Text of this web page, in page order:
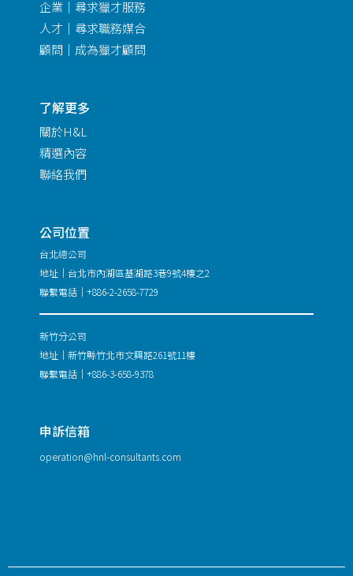
企業｜尋求獵才服務
人才｜尋求職務媒合
顧問｜成為獵才顧問
了解更多
關於H&L
精選內容
聯絡我們
公司位置
台北總公司
地址｜台北市內湖區基湖路3巷9號4樓之2
聯繫電話｜+886-2-2658-7729
新竹分公司
地址｜新竹縣竹北市文興路261號11樓
聯繫電話｜+886-3-658-9378
申訴信箱
operation@hnl-consultants.com